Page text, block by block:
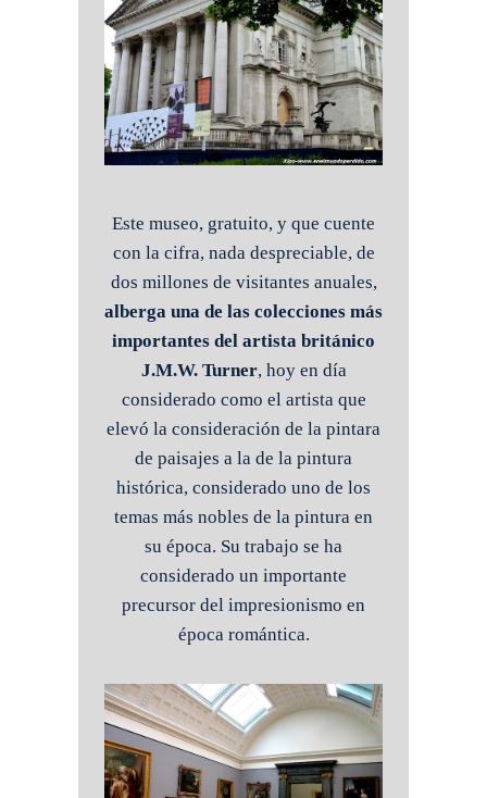
Este museo, gratuito, y que cuente
con la cifra, nada despreciable, de
dos millones de visitantes anuales,
alberga una de las colecciones más
importantes del artista británico
J.M.W. Turner, hoy en día
considerado como el artista que
elevó la consideración de la pintara
de paisajes a la de la pintura
histórica, considerado uno de los
temas más nobles de la pintura en
su época. Su trabajo se ha
considerado un importante
precursor del impresionismo en
época romántica.